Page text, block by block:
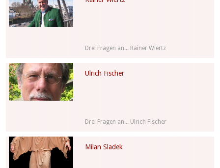
Drei Fragen an... Rainer Wiertz
Ulrich Fischer
Drei Fragen an... Ulrich Fischer
Milan Sladek